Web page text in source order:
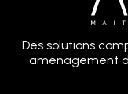
Des solutions
aménagement